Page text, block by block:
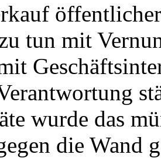
tun mit
wurde das
die